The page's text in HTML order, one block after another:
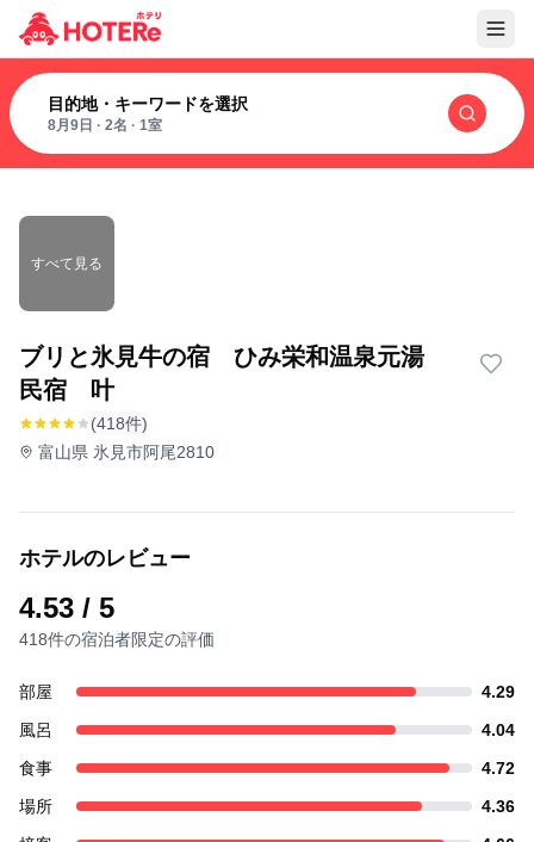
目的地・キーワードを選択
8月9日 · 2名 · 1室
すべて見る
ブリと氷見牛の宿 ひみ栄和温泉元湯
民宿 叶
(418件)
富山県 氷見市阿尾2810
ホテルのレビュー
4.53 / 5
418件の宿泊者限定の評価
部屋
4.29
風呂
4.04
食事
4.72
場所
4.36